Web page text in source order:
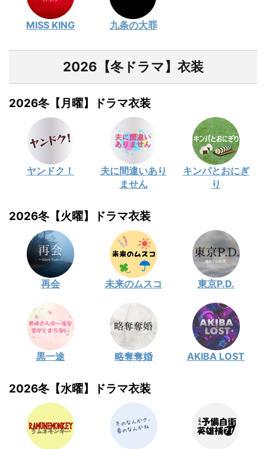
MISS KING 九条の大罪
2026【冬ドラマ】衣装
2026冬【月曜】ドラマ衣装
ヤンドク！
夫に間違いあり
ません
キンパとおにぎ
り
2026冬【火曜】ドラマ衣装
再会 未来のムスコ 東京P.D.
黒一途 略奪奪婚 AKIBA LOST
2026冬【水曜】ドラマ衣装